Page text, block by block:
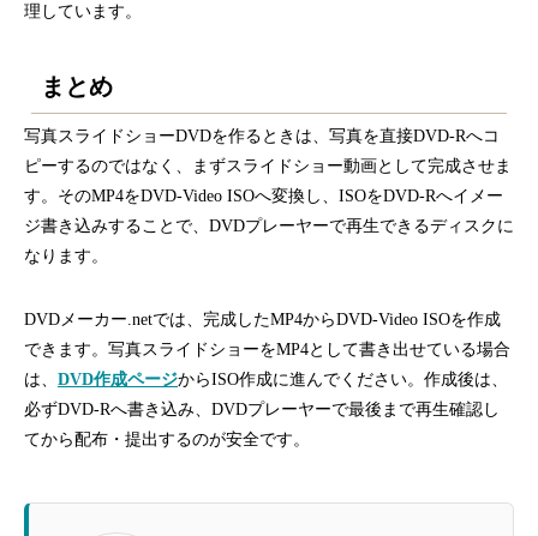
理しています。
まとめ
写真スライドショーDVDを作るときは、写真を直接DVD-Rへコ
ピーするのではなく、まずスライドショー動画として完成させま
す。そのMP4をDVD-Video ISOへ変換し、ISOをDVD-Rへイメー
ジ書き込みすることで、DVDプレーヤーで再生できるディスクに
なります。
DVDメーカー.netでは、完成したMP4からDVD-Video ISOを作成
できます。写真スライドショーをMP4として書き出せている場合
は、 DVD作成ページからISO作成に進んでください。作成後は、
必ずDVD-Rへ書き込み、DVDプレーヤーで最後まで再生確認し
てから配布・提出するのが安全です。